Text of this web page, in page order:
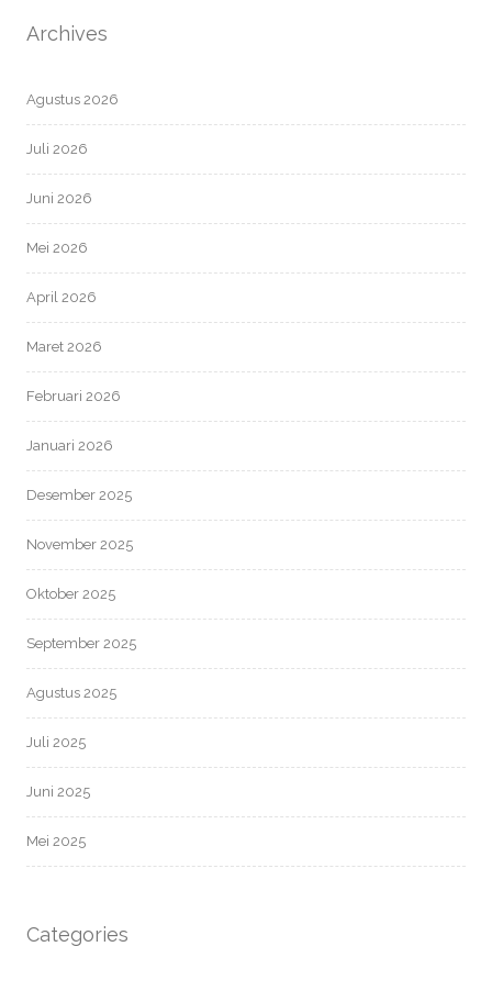
Archives
Agustus 2026
Juli 2026
Juni 2026
Mei 2026
April 2026
Maret 2026
Februari 2026
Januari 2026
Desember 2025
November 2025
Oktober 2025
September 2025
Agustus 2025
Juli 2025
Juni 2025
Mei 2025
Categories